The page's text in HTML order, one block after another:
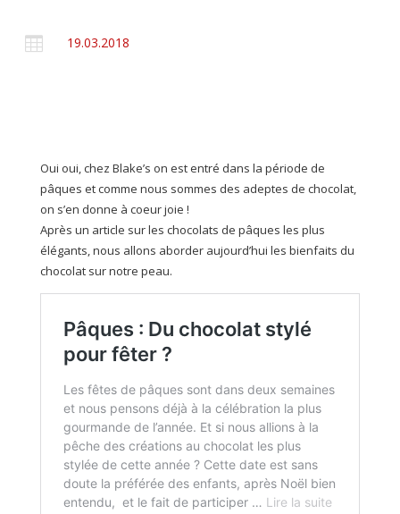
 19.03.2018
Oui oui, chez Blake’s on est entré dans la période de
pâques et comme nous sommes des adeptes de chocolat,
on s’en donne à coeur joie !
Après un article sur les chocolats de pâques les plus
élégants, nous allons aborder aujourd’hui les bienfaits du
chocolat sur notre peau.